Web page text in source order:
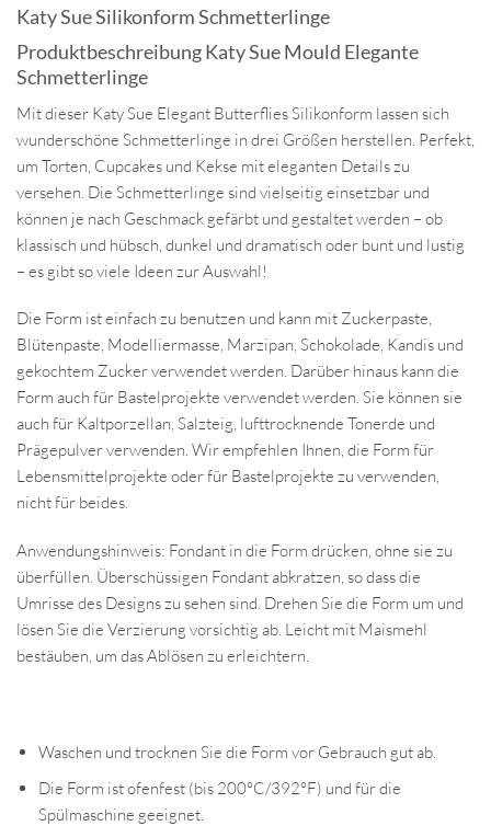
Katy Sue Silikonform Schmetterlinge
Produktbeschreibung Katy Sue Mould Elegante
Schmetterlinge
Mit dieser Katy Sue Elegant Butterflies Silikonform lassen sich
wunderschöne Schmetterlinge in drei Größen herstellen. Perfekt,
um Torten, Cupcakes und Kekse mit eleganten Details zu
versehen. Die Schmetterlinge sind vielseitig einsetzbar und
können je nach Geschmack gefärbt und gestaltet werden – ob
klassisch und hübsch, dunkel und dramatisch oder bunt und lustig
– es gibt so viele Ideen zur Auswahl!
Die Form ist einfach zu benutzen und kann mit Zuckerpaste,
Blütenpaste, Modelliermasse, Marzipan, Schokolade, Kandis und
gekochtem Zucker verwendet werden. Darüber hinaus kann die
Form auch für Bastelprojekte verwendet werden. Sie können sie
auch für Kaltporzellan, Salzteig, lufttrocknende Tonerde und
Prägepulver verwenden. Wir empfehlen Ihnen, die Form für
Lebensmittelprojekte oder für Bastelprojekte zu verwenden,
nicht für beides.
Anwendungshinweis: Fondant in die Form drücken, ohne sie zu
überfüllen. Überschüssigen Fondant abkratzen, so dass die
Umrisse des Designs zu sehen sind. Drehen Sie die Form um und
lösen Sie die Verzierung vorsichtig ab. Leicht mit Maismehl
bestäuben, um das Ablösen zu erleichtern.
Waschen und trocknen Sie die Form vor Gebrauch gut ab.
Die Form ist ofenfest (bis 200°C/392°F) und für die
Spülmaschine geeignet.